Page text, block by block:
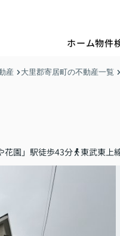
ホーム物件
産 大里郡寄居町の不動産一覧
花園」駅徒歩43分 東武東上